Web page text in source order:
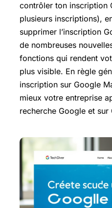
contrôler ton inscription
plusieurs inscriptions),
supprimer l’inscription
de nombreuses
fonctions qui rendent
plus visible. En règle
inscription sur Google
mieux votre entreprise
recherche Google et sur